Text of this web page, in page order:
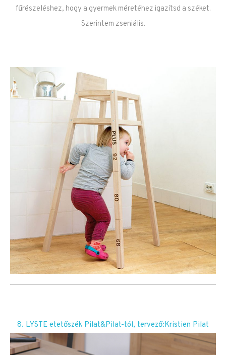
fűrészeléshez, hogy a gyermek méretéhez igazítsd a széket.
Szerintem zseniális.
8. LYSTE etetőszék Pilat&Pilat-tól, tervező:Kristien Pilat